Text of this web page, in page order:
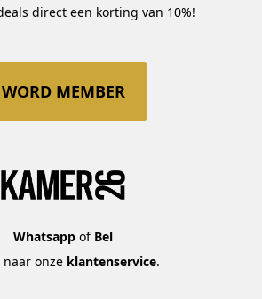
direct een korting van 10%!
WORD MEMBER
Whatsapp of Bel
naar onze klantenservice.